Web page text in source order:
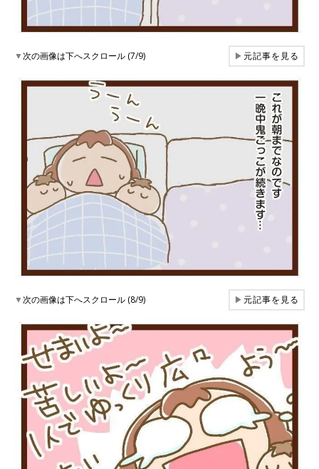
▼次の画像は下へスクロール (7/9) ▶元記事を見る
▼次の画像は下へスクロール (8/9) ▶元記事を見る